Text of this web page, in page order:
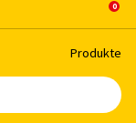
Pro­duk­te